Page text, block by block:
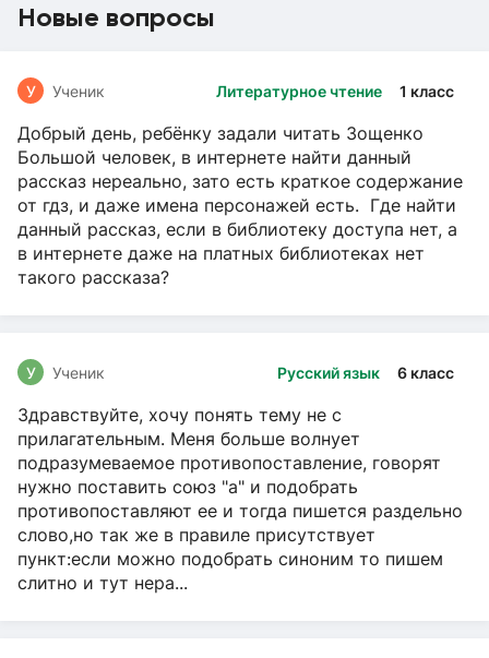
Новые вопросы
Литературное чтение 1 класс
У Ученик
Добрый день, ребёнку задали читать Зощенко
Большой человек, в интернете найти данный
рассказ нереально, зато есть краткое содержание
от гдз, и даже имена персонажей есть. Где найти
данный рассказ, если в библиотеку доступа нет, а
в интернете даже на платных библиотеках нет
такого рассказа?
Русский язык 6 класс
У Ученик
Здравствуйте, хочу понять тему не с
прилагательным. Меня больше волнует
подразумеваемое противопоставление, говорят
нужно поставить союз "а" и подобрать
противопоставляют ее и тогда пишется раздельно
слово,но так же в правиле присутствует
пункт:если можно подобрать синоним то пишем
слитно и тут нера...